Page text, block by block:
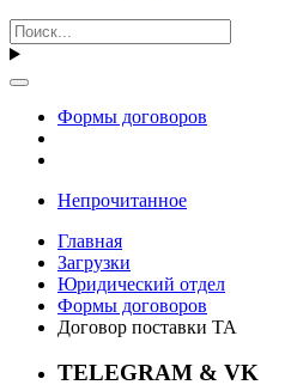
Формы договоров
Непрочитанное
Главная
Загрузки
Юридический отдел
Формы договоров
Договор поставки ТА
TELEGRAM & VK